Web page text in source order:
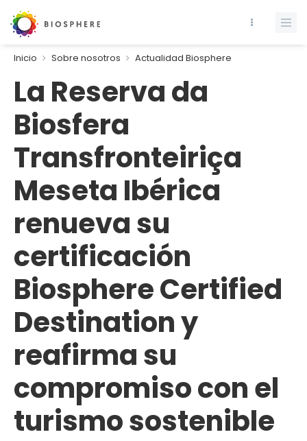
Inicio Sobre nosotros Actualidad Biosphere
La Reserva da
Biosfera
Transfronteiriça
Meseta Ibérica
renueva su
certificación
Biosphere Certified
Destination y
reafirma su
compromiso con el
turismo sostenible